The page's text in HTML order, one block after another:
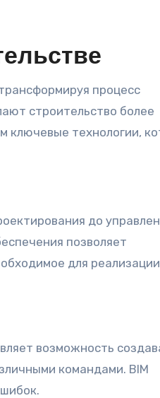
строительство более
ключевые технологии,
до
позволяет
для реализации
возможность
командами. BIM